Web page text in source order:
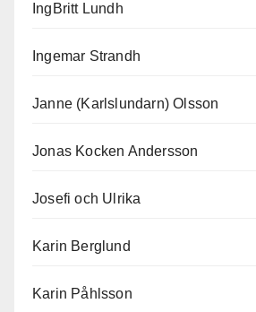
IngBritt Lundh
Ingemar Strandh
Janne (Karlslundarn) Olsson
Jonas Kocken Andersson
Josefi och Ulrika
Karin Berglund
Karin Påhlsson